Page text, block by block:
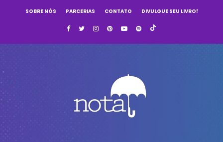
SOBRE NÓS PARCERIAS CONTATO DIVULGUE SEU LIVRO!